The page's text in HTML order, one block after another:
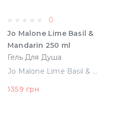
0
Jo Malone Lime Basil &
Mandarin 250 ml
Гель Для Душа
(690251052868)
Jo Malone Lime Basil & Mandarin 250 ml Гель Для Душа (690251052868)
1359 грн